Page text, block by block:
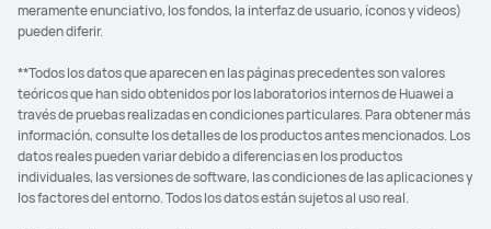
meramente enunciativo, los fondos, la interfaz de usuario, íconos y videos)
pueden diferir.
**Todos los datos que aparecen en las páginas precedentes son valores
teóricos que han sido obtenidos por los laboratorios internos de Huawei a
través de pruebas realizadas en condiciones particulares. Para obtener más
información, consulte los detalles de los productos antes mencionados. Los
datos reales pueden variar debido a diferencias en los productos
individuales, las versiones de software, las condiciones de las aplicaciones y
los factores del entorno. Todos los datos están sujetos al uso real.